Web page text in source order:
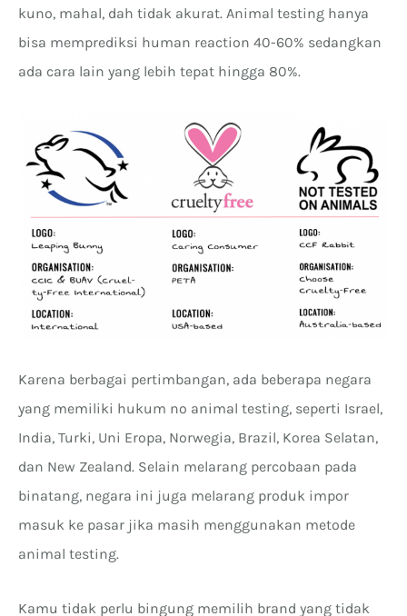
kuno, mahal, dah tidak akurat. Animal testing hanya
bisa memprediksi human reaction 40-60% sedangkan
ada cara lain yang lebih tepat hingga 80%.
Karena berbagai pertimbangan, ada beberapa negara
yang memiliki hukum no animal testing, seperti Israel,
India, Turki, Uni Eropa, Norwegia, Brazil, Korea Selatan,
dan New Zealand. Selain melarang percobaan pada
binatang, negara ini juga melarang produk impor
masuk ke pasar jika masih menggunakan metode
animal testing.
Kamu tidak perlu bingung memilih brand yang tidak